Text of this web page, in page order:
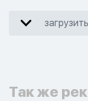
Так же